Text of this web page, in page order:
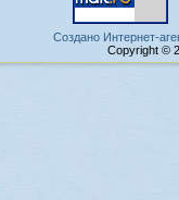
Создано Интернет-
Copyright ©